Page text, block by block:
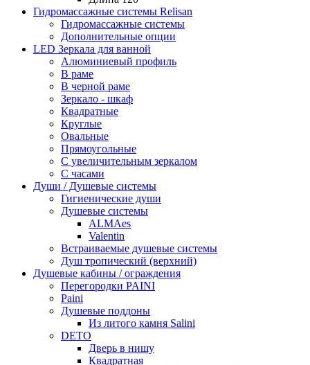
Гидромассажные системы Relisan
Гидромассажные системы
Дополнительные опции
LED Зеркала для ванной
Алюминиевый профиль
В раме
В черной раме
Зеркало - шкаф
Квадратные
Круглые
Овальные
Прямоугольные
С увеличительным зеркалом
С часами
Души / Душевые системы
Гигиенические души
Душевые системы
ALMAes
Valentin
Встраиваемые душевые системы
Душ тропический (верхний)
Душевые кабины / ограждения
Перегородки PAINI
Paini
Душевые поддоны
Из литого камня Salini
DETO
Дверь в нишу
Квадратная